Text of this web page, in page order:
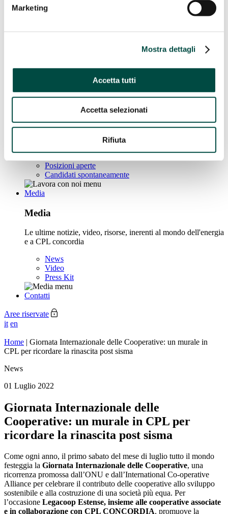
Marketing
Mostra dettagli
Accetta tutti
Accetta selezionati
Rifiuta
Performance ambientale
Performance sociale
Performance sociale
Lavora con noi
Lavora con noi
In CPL puoi esprimere la tua autenticità, portare nuove idee e
trasformare il tuo potenziale in azioni concrete.
Posizioni aperte
Candidati spontaneamente
Media
Media
Le ultime notizie, video, risorse, inerenti al mondo dell'energia
e a CPL concordia
News
Video
Press Kit
Contatti
Aree riservate
it en
Home | Giornata Internazionale delle Cooperative: un murale in
CPL per ricordare la rinascita post sisma
News
01 Luglio 2022
Giornata Internazionale delle
Cooperative: un murale in CPL per
ricordare la rinascita post sisma
Come ogni anno, il primo sabato del mese di luglio tutto il mondo
festeggia la Giornata Internazionale delle Cooperative, una
ricorrenza promossa dall’ONU e dall’International Co-operative
Alliance per celebrare il contributo delle cooperative allo sviluppo
sostenibile e alla costruzione di una società più equa. Per
l’occasione Legacoop Estense, insieme alle cooperative associate
e in collaborazione con CPL CONCORDIA, promuove la